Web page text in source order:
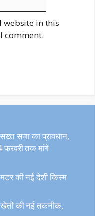
website in this
comment.
सजा का प्रावधान,
फरवरी तक मांगे
की नई देशी किस्म
खेती की नई तकनीक,